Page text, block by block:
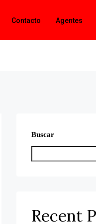
Contacto Agentes
Buscar
Recent